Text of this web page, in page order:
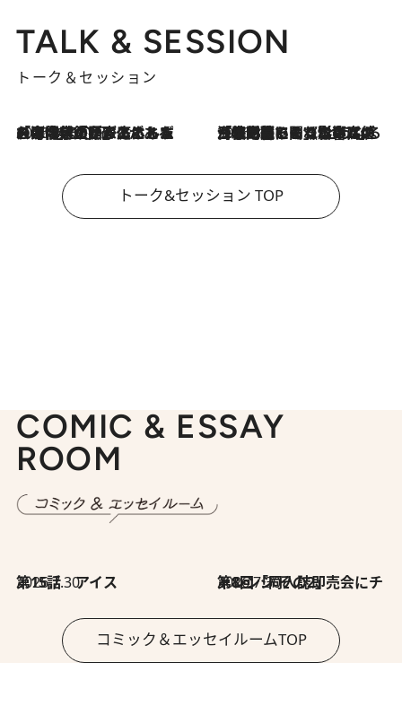
TALK & SESSION
トーク＆セッション
2026.8.3
「今後値上げがあるとすれば…」「リスクがあるのは今年の冬」エネルギー専門家が語る、ホルムズ海峡封鎖が家庭にもたらす“ある心配” 2026.8.3
「住宅建てられない…」「サーチャージ料の高値が続いている」ホルムズ海峡封鎖による影響はいつまで続く？《エネルギー専門家に聞く“どうなる日本の暮らし”》
トーク&セッション TOP
COMIC & ESSAY
ROOM
2026.7.30
第15話 アイス 2026.7.30
第8回「同人誌即売会にチャレンジ その2」
コミック＆エッセイルームTOP